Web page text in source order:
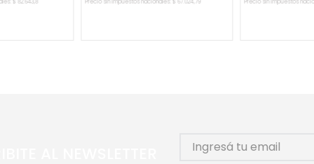
$ 82. 643, 8 Precio sin impuestos nacionales: $ 67. 024 79 Precio sin impuestos